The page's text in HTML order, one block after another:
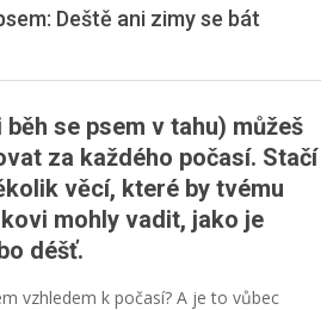
Deště ani zimy se bát
se psem v tahu) můžeš
za každého počasí. Stačí
věcí, které by tvému
mohly vadit, jako je
déšť.
vzhledem k počasí? A je to vůbec